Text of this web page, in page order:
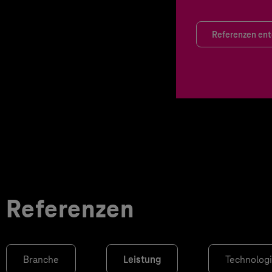
Referenzen
Referenzen
Branche Leistung